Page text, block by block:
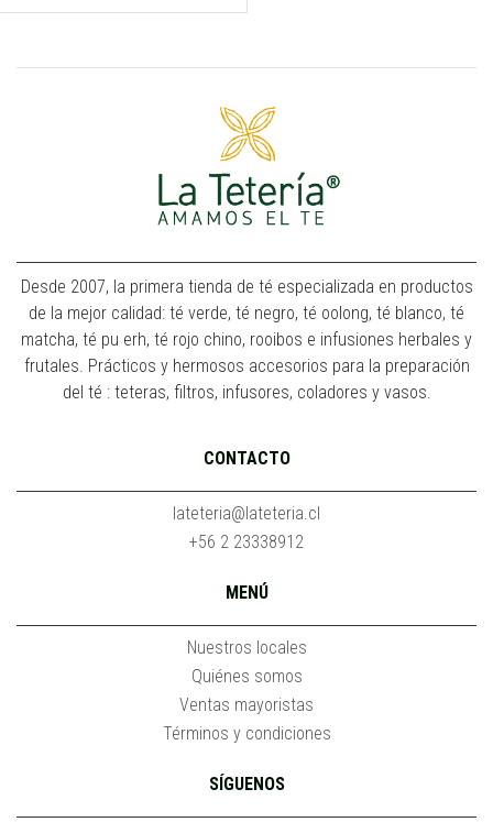
Desde 2007, la primera tienda de té especializada en productos
de la mejor calidad: té verde, té negro, té oolong, té blanco, té
matcha, té pu erh, té rojo chino, rooibos e infusiones herbales y
frutales. Prácticos y hermosos accesorios para la preparación
del té : teteras, filtros, infusores, coladores y vasos.
CONTACTO
lateteria@lateteria.cl
+56 2 23338912
MENÚ
Nuestros locales
Quiénes somos
Ventas mayoristas
Términos y condiciones
SÍGUENOS